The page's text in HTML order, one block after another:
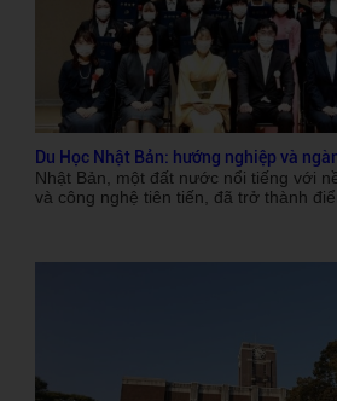
Du Học Nhật Bản: hướng nghiệp và
Nhật Bản, một đất nước nổi tiếng với
và công nghệ tiên tiến, đã trở thành
biến tại Nhật Bản đang thu hút sự
trẻ bởi tính đa dạng và cơ hội việc làm
viết này, chúng ta sẽ cùng khám phá
biến và ngành học được ưa chuộng tại
bạn có thêm thông tin cần thiết để đưa
đắn cho tương lai.